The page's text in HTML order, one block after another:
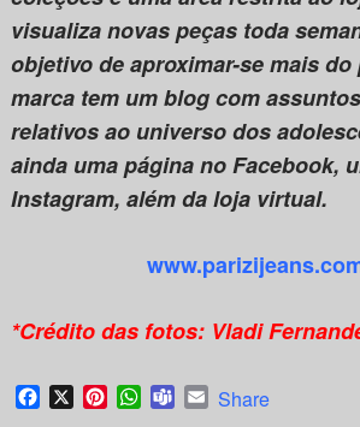
visualiza novas peças toda
objetivo de aproximar-se mais
marca tem um blog com
relativos ao universo dos
ainda uma página no Facebook,
Instagram, além da loja virtual.
*Crédito das fotos: Vladi
Facebook
X PinterestWhatsApp
TeamsEmail
Share